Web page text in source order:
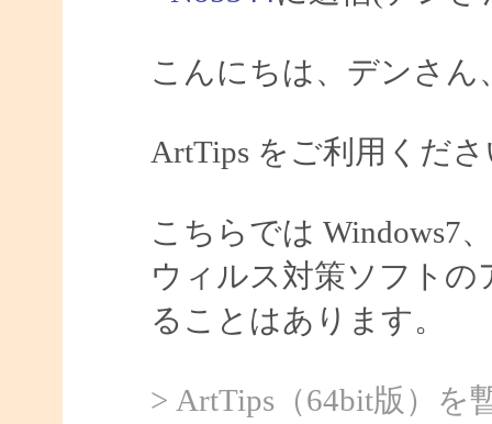
こんにちは、デンさん
ArtTips をご利用くだ
こちらでは Windows7
ウィルス対策ソフト
ることはあります。
> ArtTips（64bit版）